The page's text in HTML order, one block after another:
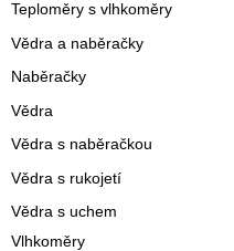
Teploměry s vlhkoměry
Vědra a naběračky
Naběračky
Vědra
Vědra s naběračkou
Vědra s rukojetí
Vědra s uchem
Vlhkoměry